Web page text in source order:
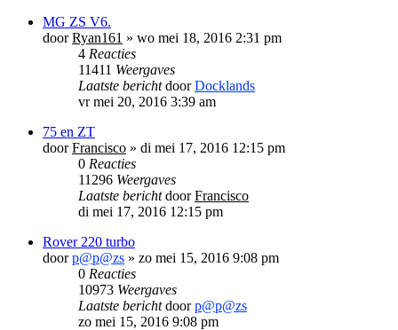
MG ZS V6.
doorRyan161 » wo mei 18, 2016 2:31 pm
4 Reacties
11411 Weergaves
Laatste berichtdoorDocklands
vr mei 20, 2016 3:39 am
75 en ZT
doorFrancisco » di mei 17, 2016 12:15 pm
0 Reacties
11296 Weergaves
Laatste berichtdoorFrancisco
di mei 17, 2016 12:15 pm
Rover 220 turbo
doorp@p@zs » zo mei 15, 2016 9:08 pm
0 Reacties
10973 Weergaves
Laatste berichtdoorp@p@zs
zo mei 15, 2016 9:08 pm